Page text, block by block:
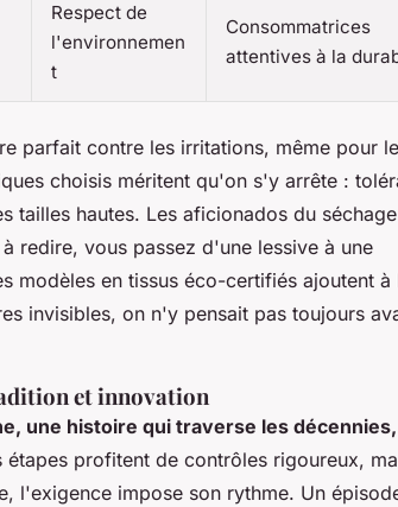
Respect de
l'environnemen
t
Consommatrices
attentives à la
parfait contre les irritations, même pour
choisis méritent qu'on s'y arrête :
tailles hautes. Les aficionados du séchage
redire, vous passez d'une lessive à une
modèles en tissus éco-certifiés ajoutent à
invisibles, on n'y pensait pas toujours
et innovation
une histoire qui traverse les
étapes profitent de contrôles rigoureux,
impose son rythme. Un